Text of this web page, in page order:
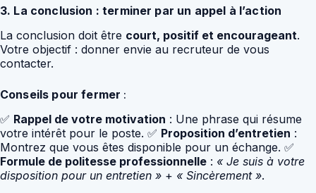
3. La conclusion : terminer par un appel à l’action
La conclusion doit être court, positif et encourageant.
Votre objectif : donner envie au recruteur de vous
contacter.
Conseils pour fermer :
✅ Rappel de votre motivation : Une phrase qui résume
votre intérêt pour le poste. ✅ Proposition d’entretien :
Montrez que vous êtes disponible pour un échange. ✅
Formule de politesse professionnelle : « Je suis à votre
disposition pour un entretien » + « Sincèrement ».